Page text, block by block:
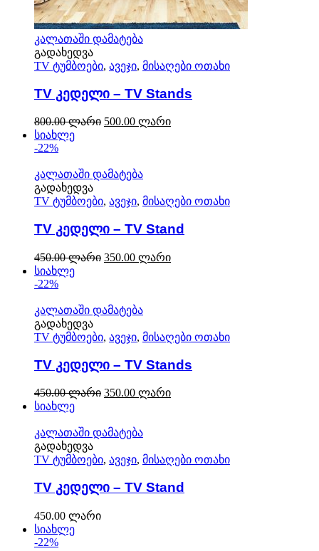
კალათაში დამატება
გადახედვა
TV ტუმბოები, ავეჯი, მისაღები ოთახი
TV კედელი – TV Stands
800.00ლარი 500.00 ლარი
სიახლე
-22%
კალათაში დამატება
გადახედვა
TV ტუმბოები, ავეჯი, მისაღები ოთახი
TV კედელი – TV Stand
450.00ლარი 350.00 ლარი
სიახლე
-22%
კალათაში დამატება
გადახედვა
TV ტუმბოები, ავეჯი, მისაღები ოთახი
TV კედელი – TV Stands
450.00ლარი 350.00 ლარი
სიახლე
კალათაში დამატება
გადახედვა
TV ტუმბოები, ავეჯი, მისაღები ოთახი
TV კედელი – TV Stand
450.00 ლარი
სიახლე
-22%